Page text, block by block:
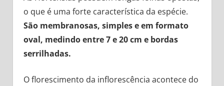
o que é uma forte característica da espécie.
São membranosas, simples e em formato
oval, medindo entre 7 e 20 cm e bordas
serrilhadas.
O florescimento da inflorescência acontece do